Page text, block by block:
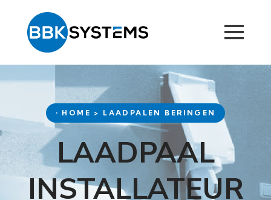
• HOME > LAADPALEN BERINGEN
LAADPAAL
INSTALLATEUR